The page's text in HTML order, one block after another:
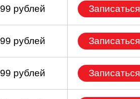
рублей Записаться
рублей Записаться
рублей Записаться